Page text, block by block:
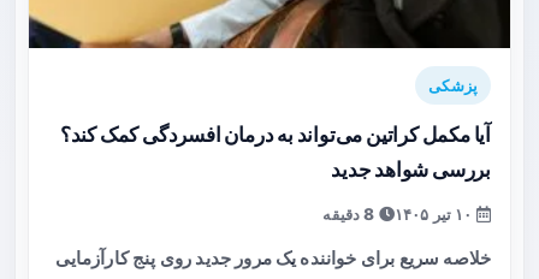
پزشکی
آیا مکمل کراتین می‌تواند به درمان افسردگی کمک کند؟
بررسی شواهد جدید
خلاصه سریع برای خواننده یک مرور جدید روی پنج کارآزمایی